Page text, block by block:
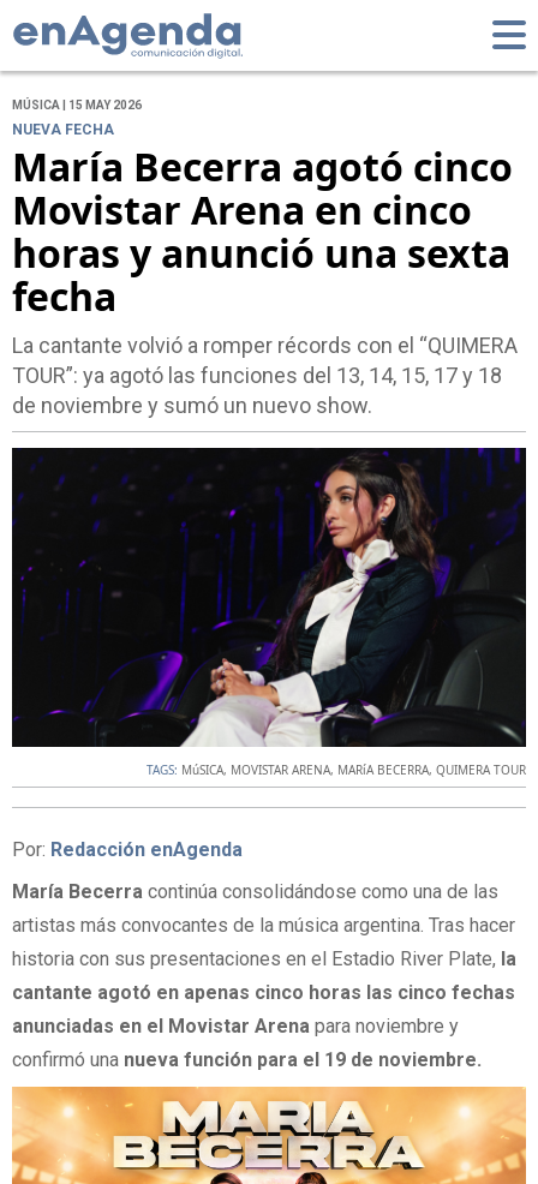
MÚSICA | 15 MAY 2026
NUEVA FECHA
María Becerra agotó cinco
Movistar Arena en cinco
horas y anunció una sexta
fecha
La cantante volvió a romper récords con el “QUIMERA
TOUR”: ya agotó las funciones del 13, 14, 15, 17 y 18
de noviembre y sumó un nuevo show.
TAGS: MúSICA, MOVISTAR ARENA, MARíA BECERRA, QUIMERA TOUR
Por: Redacción enAgenda
María Becerra continúa consolidándose como una de las
artistas más convocantes de la música argentina. Tras hacer
historia con sus presentaciones en el Estadio River Plate, la
cantante agotó en apenas cinco horas las cinco fechas
anunciadas en el Movistar Arena para noviembre y
confirmó una nueva función para el 19 de noviembre.